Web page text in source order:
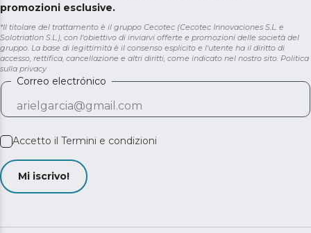
promozioni esclusive.
*Il titolare del trattamento è il gruppo Cecotec (Cecotec Innovaciones S.L. e
Solotriatlon S.L.), con l'obiettivo di inviarvi offerte e promozioni delle società del
gruppo. La base di legittimità è il consenso esplicito e l'utente ha il diritto di
accesso, rettifica, cancellazione e altri diritti, come indicato nel nostro sito. Politica
sulla privacy
Correo electrónico
Accetto il Termini e condizioni
Mi iscrivo!